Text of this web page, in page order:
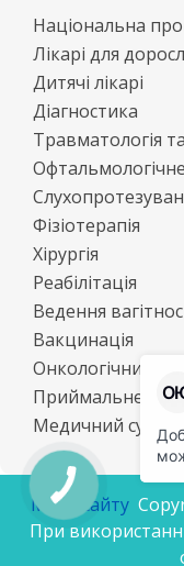
Національна
Лікарі для
Дитячі лікарі
Діагностика
Травматологія
Фізіотерапія
Хірургія
Реабілітація
Ведення
Вакцинація
Онкологічний
Приймальне
Медичний
Мапа сайту
При